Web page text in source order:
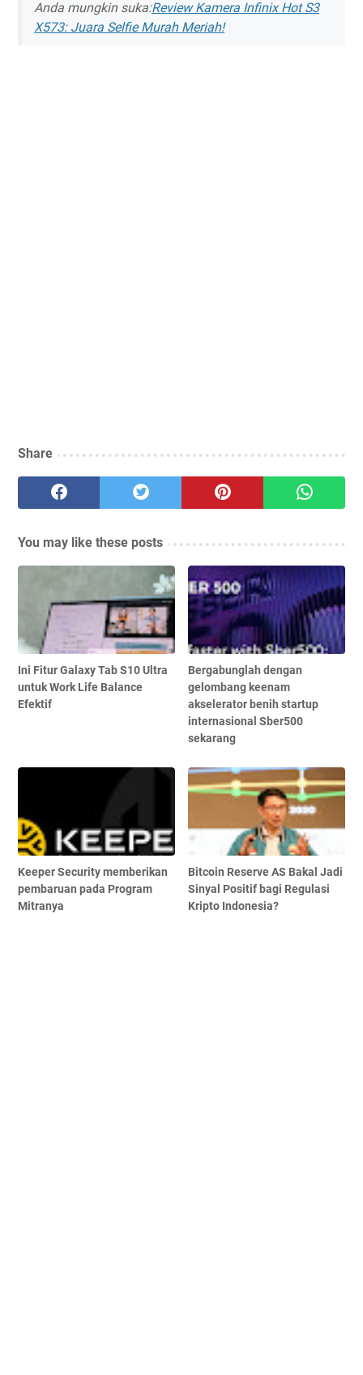
Anda mungkin suka:Review Kamera Infinix Hot S3
X573: Juara Selfie Murah Meriah!
Share
You may like these posts
Ini Fitur Galaxy Tab S10 Ultra
untuk Work Life Balance
Efektif
Bergabunglah dengan
gelombang keenam
akselerator benih startup
internasional Sber500
sekarang
Keeper Security memberikan
pembaruan pada Program
Mitranya
Bitcoin Reserve AS Bakal Jadi
Sinyal Positif bagi Regulasi
Kripto Indonesia?